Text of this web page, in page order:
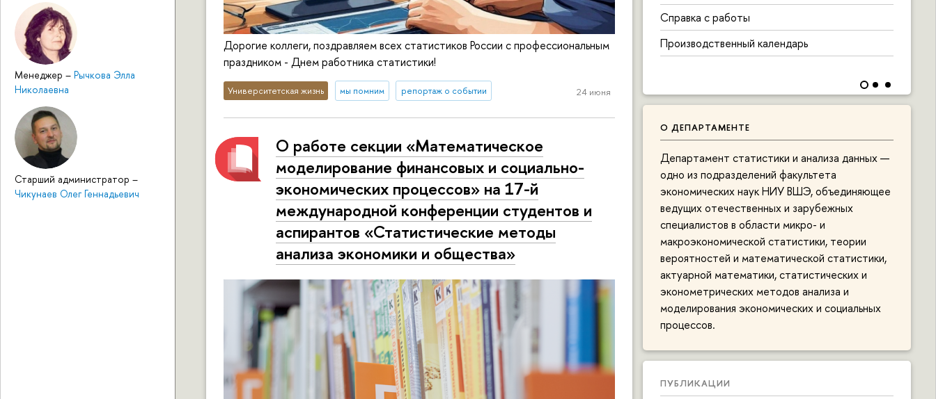
Менеджер – Рычкова Элла
Николаевна
Старший администратор –
Чикунаев Олег Геннадьевич
Справка с работы
Производственный календарь
О ДЕПАРТАМЕНТЕ
Департамент статистики и анализа данных —
одно из подразделений факультета
экономических наук НИУ ВШЭ, объединяющее
ведущих отечественных и зарубежных
специалистов в области микро- и
макроэкономической статистики, теории
вероятностей и математической статистики,
актуарной математики, статистических и
эконометрических методов анализа и
моделирования экономических и социальных
процессов.
ПУБЛИКАЦИИ
Дорогие коллеги, поздравляем всех статистиков России с профессиональным
праздником - Днем работника статистики!
Университетская жизнь мы помним репортаж о событии 24 июня
О работе секции «Математическое
моделирование финансовых и социально-
экономических процессов» на 17-й
международной конференции студентов и
аспирантов «Статистические методы
анализа экономики и общества»